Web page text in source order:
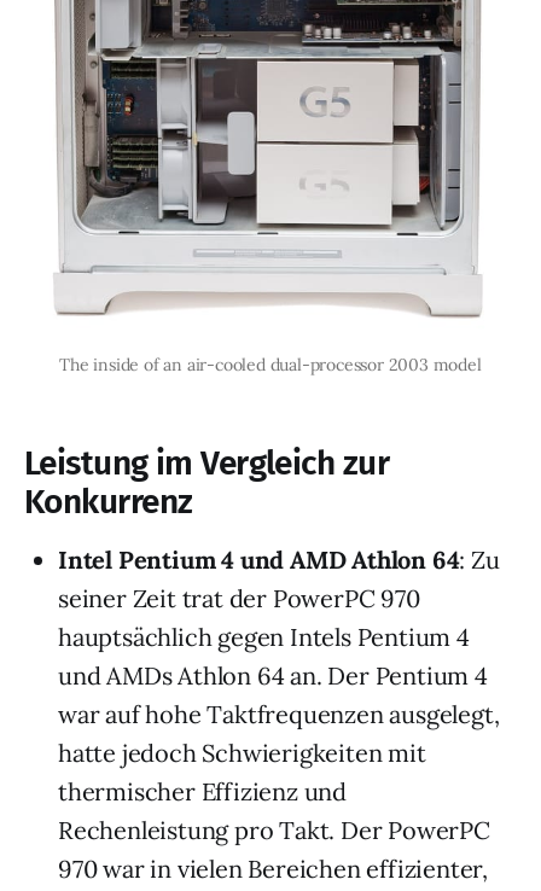
The inside of an air-cooled dual-processor 2003 model
Leistung im Vergleich zur
Konkurrenz
Intel Pentium 4 und AMD Athlon 64: Zu
seiner Zeit trat der PowerPC 970
hauptsächlich gegen Intels Pentium 4
und AMDs Athlon 64 an. Der Pentium 4
war auf hohe Taktfrequenzen ausgelegt,
hatte jedoch Schwierigkeiten mit
thermischer Effizienz und
Rechenleistung pro Takt. Der PowerPC
970 war in vielen Bereichen effizienter,